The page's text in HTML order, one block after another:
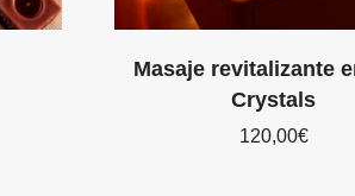
Masaje revitalizante
Crystals
120,00€